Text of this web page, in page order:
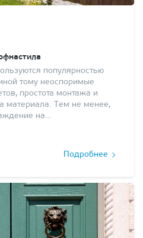
популярностью
тому неоспоримые
простота монтажа и
материала. Тем не менее,
на…
Подробнее